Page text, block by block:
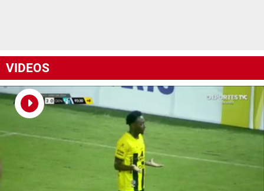
VIDEOS